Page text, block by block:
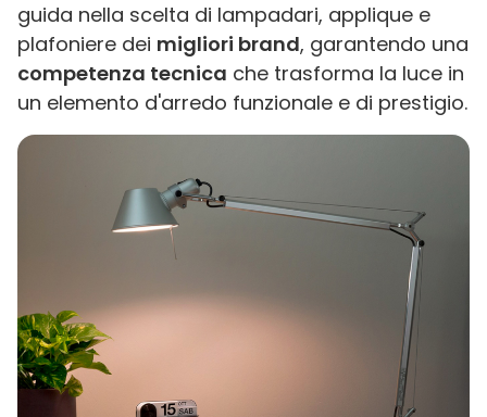
guida nella scelta di lampadari, applique e
plafoniere dei migliori brand, garantendo una
competenza tecnica che trasforma la luce in
un elemento d'arredo funzionale e di prestigio.